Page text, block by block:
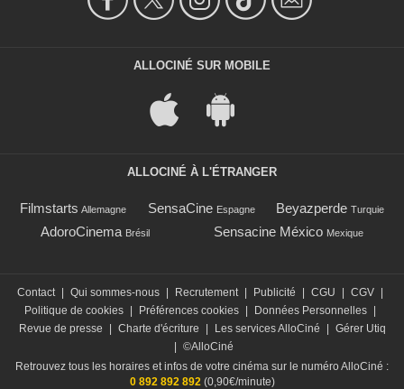
ALLOCINÉ SUR MOBILE
ALLOCINÉ À L'ÉTRANGER
Filmstarts Allemagne SensaCine Espagne Beyazperde Turquie
AdoroCinema Brésil Sensacine México Mexique
Contact Qui sommes-nous Recrutement Publicité CGU CGV
Politique de cookies
Préférences cookies Données Personnelles
Revue de presse
Charte d'écriture Les services AlloCiné
Gérer Utiq
©AlloCiné
Retrouvez tous les horaires et infos de votre cinéma sur le numéro AlloCiné :
0 892 892 892(0,90€/minute)